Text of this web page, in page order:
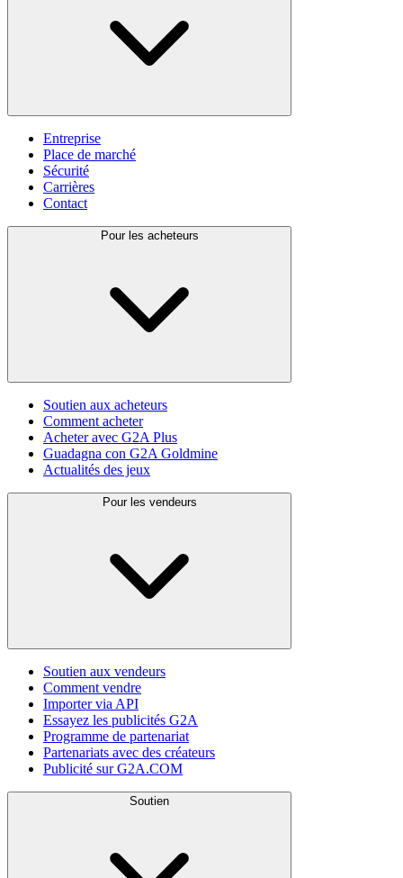
Entreprise
Place de marché
Sécurité
Carrières
Contact
Pour les acheteurs
Soutien aux acheteurs
Comment acheter
Acheter avec G2A Plus
Guadagna con G2A Goldmine
Actualités des jeux
Pour les vendeurs
Soutien aux vendeurs
Comment vendre
Importer via API
Essayez les publicités G2A
Programme de partenariat
Partenariats avec des créateurs
Publicité sur G2A.COM
Soutien